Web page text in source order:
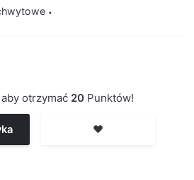
otrzymać 20 Punktów!
❤️